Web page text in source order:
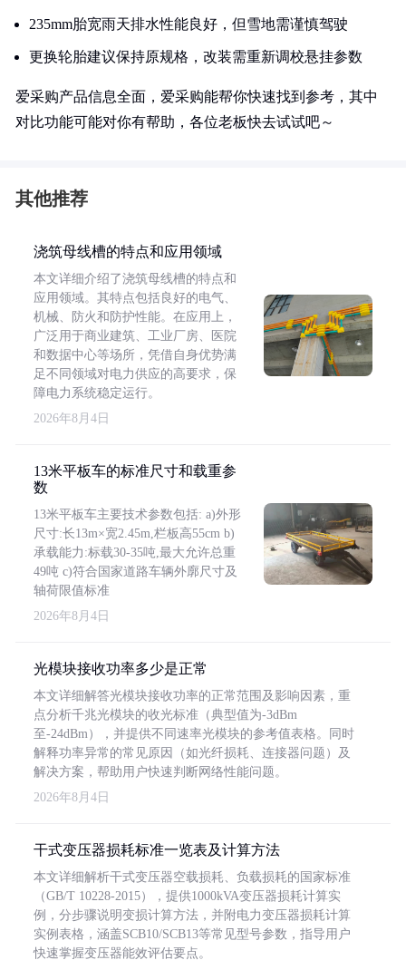
235mm胎宽雨天排水性能良好，但雪地需谨慎驾驶
更换轮胎建议保持原规格，改装需重新调校悬挂参数
爱采购产品信息全面，爱采购能帮你快速找到参考，其中
对比功能可能对你有帮助，各位老板快去试试吧～
其他推荐
浇筑母线槽的特点和应用领域
本文详细介绍了浇筑母线槽的特点和
应用领域。其特点包括良好的电气、
机械、防火和防护性能。在应用上，
广泛用于商业建筑、工业厂房、医院
和数据中心等场所，凭借自身优势满
足不同领域对电力供应的高要求，保
障电力系统稳定运行。
2026年8月4日
13米平板车的标准尺寸和载重参
数
13米平板车主要技术参数包括: a)外形
尺寸:长13m×宽2.45m,栏板高55cm b)
承载能力:标载30-35吨,最大允许总重
49吨 c)符合国家道路车辆外廓尺寸及
轴荷限值标准
2026年8月4日
光模块接收功率多少是正常
本文详细解答光模块接收功率的正常范围及影响因素，重
点分析千兆光模块的收光标准（典型值为-3dBm
至-24dBm），并提供不同速率光模块的参考值表格。同时
解释功率异常的常见原因（如光纤损耗、连接器问题）及
解决方案，帮助用户快速判断网络性能问题。
2026年8月4日
干式变压器损耗标准一览表及计算方法
本文详细解析干式变压器空载损耗、负载损耗的国家标准
（GB/T 10228-2015），提供1000kVA变压器损耗计算实
例，分步骤说明变损计算方法，并附电力变压器损耗计算
实例表格，涵盖SCB10/SCB13等常见型号参数，指导用户
快速掌握变压器能效评估要点。